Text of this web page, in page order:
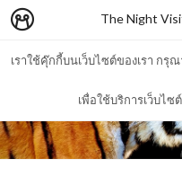
เราใช้คุ๊กกี้บนเว็บไซต์ของเรา กรุ
เพื่อใช้บริการเว็บไซต์